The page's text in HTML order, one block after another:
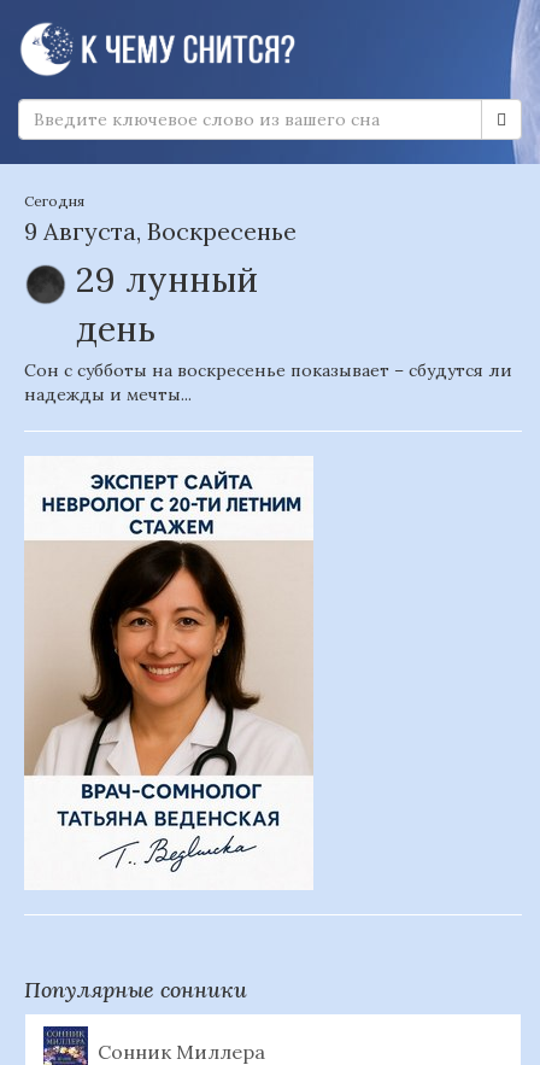
Сегодня
9 Августа, Воскресенье
29 лунный
день
Сон с субботы на воскресенье показывает – сбудутся ли
надежды и мечты...
Популярные сонники
Сонник Миллера